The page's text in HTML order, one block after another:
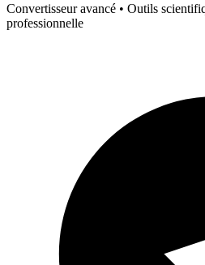
Convertisseur avancé • Outils
professionnelle